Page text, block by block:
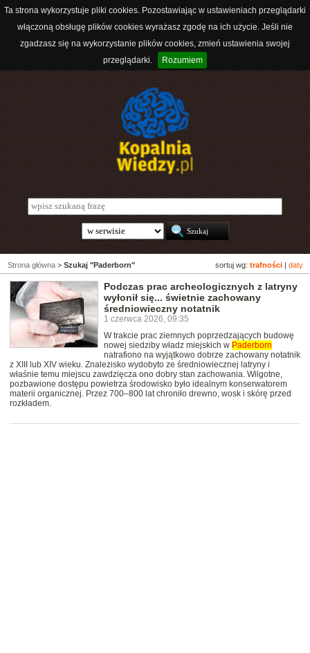
Ta strona wykorzystuje pliki cookies. Pozostawiając w ustawieniach przeglądarki
włączoną obsługę plików cookies wyrażasz zgodę na ich użycie. Jeśli nie
zgadzasz się na wykorzystanie plików cookies, zmień ustawienia swojej
przeglądarki.
Rozumiem
sortuj wg: trafności daty
Strona główna > Szukaj "Paderborn"
Podczas prac archeologicznych z latryny
wyłonił się... świetnie zachowany
średniowieczny notatnik
1 czerwca 2026, 09:35
W trakcie prac ziemnych poprzedzających budowę
nowej siedziby władz miejskich w Paderborn
natrafiono na wyjątkowo dobrze zachowany notatnik
z XIII lub XIV wieku. Znalezisko wydobyto ze średniowiecznej latryny i
właśnie temu miejscu zawdzięcza ono dobry stan zachowania. Wilgotne,
pozbawione dostępu powietrza środowisko było idealnym konserwatorem
materii organicznej. Przez 700–800 lat chroniło drewno, wosk i skórę przed
rozkładem.